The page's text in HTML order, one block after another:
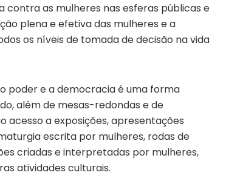
contra as mulheres nas esferas públicas e
plena e efetiva das mulheres e a
os níveis de tomada de decisão na vida
poder e a democracia é uma forma
além de mesas-redondas e de
a exposições, apresentações
escrita por mulheres, rodas de
criadas e interpretadas por mulheres,
atividades culturais.